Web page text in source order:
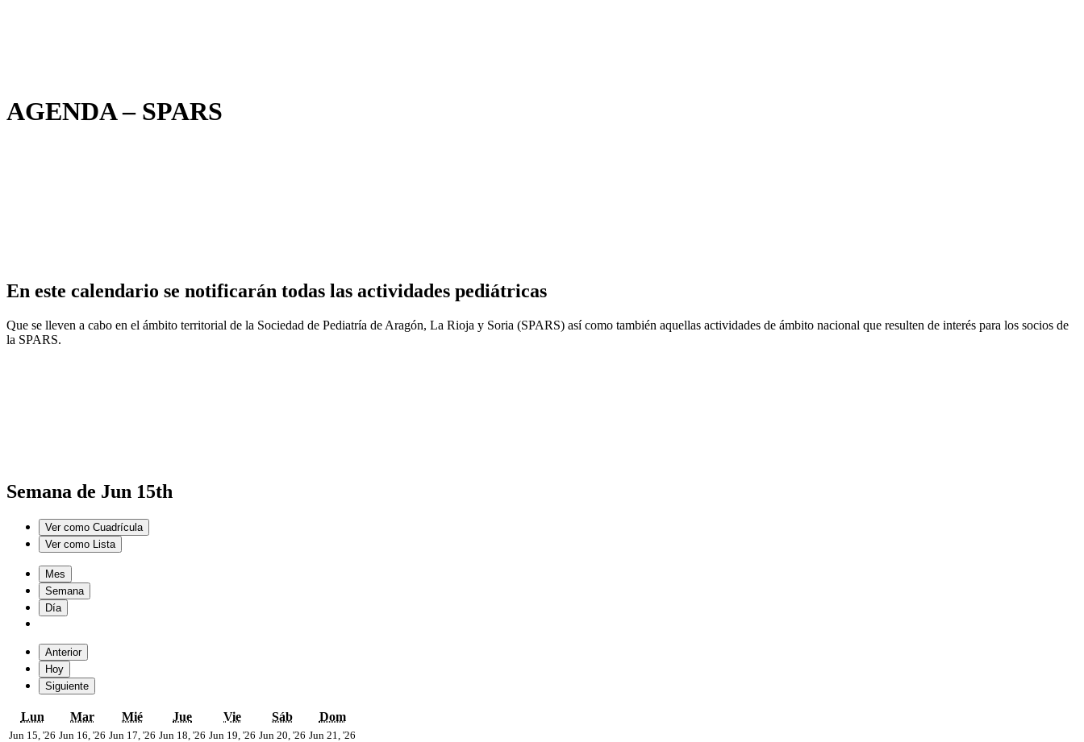
AGENDA – SPARS
En este calendario se notificarán todas las actividades pediátricas
Que se lleven a cabo en el ámbito territorial de la Sociedad de Pediatría de Aragón, La Rioja y Soria (SPARS) así como también aquellas actividades de ámbito nacional que resulten de interés para los socios de
la SPARS.
Semana de Jun 15th
Ver como Cuadrícula
Ver como Lista
Mes
Semana
Día
Anterior
Hoy
Siguiente
LunlunesMarmartesMiémiércoles
JuejuevesVieviernesSábsábadoDomdomingo
Jun 15, '26 15
Jun 16, '26 16
Jun 17, '26 17
Jun 18, '26 18
Jun 19, '26 19
Jun 20, '26 20
Jun 21, '26